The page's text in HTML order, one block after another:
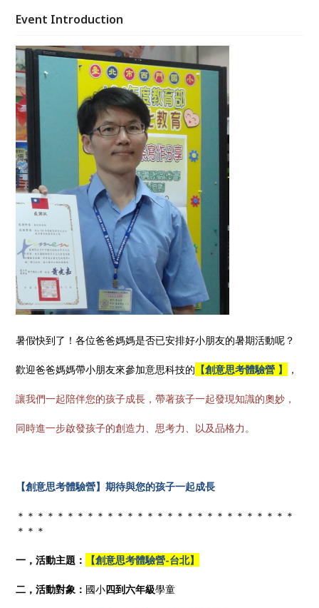
Event Introduction
暑假快到了！各位爸爸媽媽是否已安排好小朋友的暑期活動呢？
歡迎爸爸媽媽帶小朋友來參加意思科技的 【創意思考體驗營 】 ，
讓我們一起陪伴您的孩子成長，帶著孩子一起發現知識的奧妙，
同時進一步啟發孩子的創造力、思考力、以及品格力。
【創意思考體驗營】期待與您的孩子一起成長
＊＊＊＊＊＊＊＊＊＊＊＊＊＊＊＊＊＊＊＊＊＊＊＊＊＊＊＊
＊＊＊
一，活動主題： 【創意思考體驗營-台北】
二，活動對象： 國小四到六年級學童